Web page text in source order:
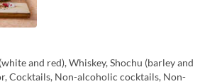
and red), Whiskey, Shochu (barley and
Cocktails, Non-alcoholic cocktails, Non-